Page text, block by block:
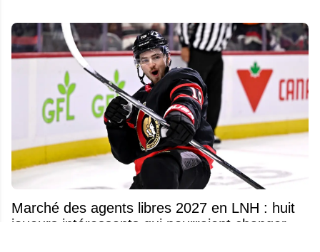
Marché des agents libres 2027 en LNH : huit
joueurs intéressants qui pourraient changer